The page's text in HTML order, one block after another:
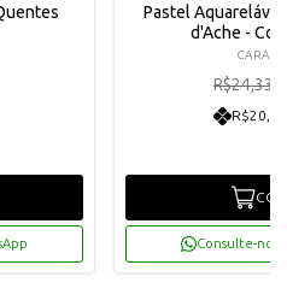
Pastel Aquarelável
d'Ache -
R$24,33
Consulte-nos